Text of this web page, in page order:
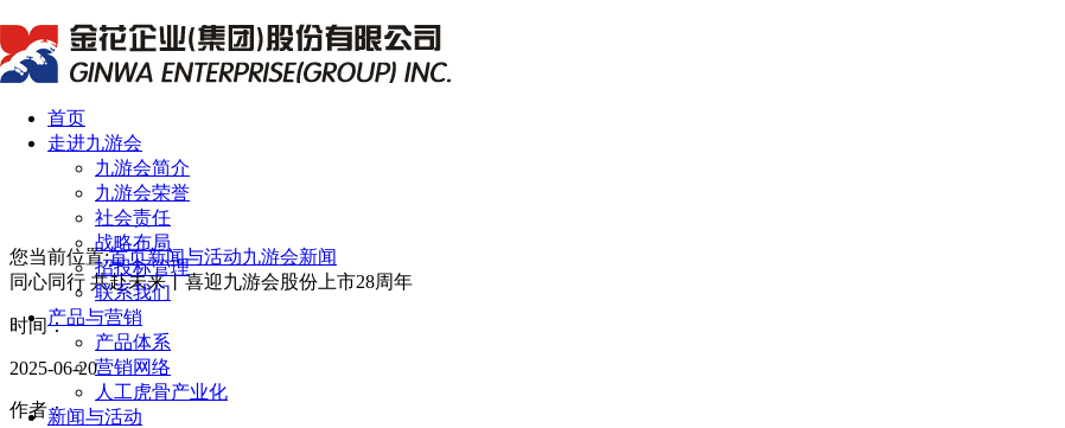
首页
走进九游会
九游会简介
九游会荣誉
社会责任
战略布局
招投标管理
联系我们
产品与营销
产品体系
营销网络
人工虎骨产业化
新闻与活动
您当前位置:首页新闻与活动九游会新闻
同心同行 共赴未来丨喜迎九游会股份上市28周年
时间：
2025-06-20
作者：